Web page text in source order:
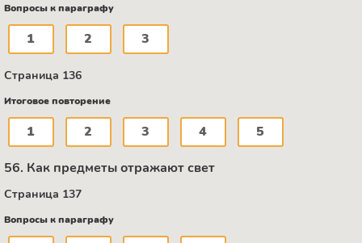
Вопросы к параграфу
1 2 3
Страница 136
Итоговое повторение
1 2 3 4 5
56. Как предметы отражают свет
Страница 137
Вопросы к параграфу